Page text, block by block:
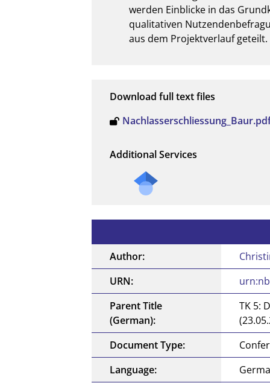
werden Einblicke in das
qualitativen
aus dem Projektverlauf geteilt.
Download full text files
Additional Services
Author:
URN:
Parent Title
(German):
TK 5:
Document Type:
Language: